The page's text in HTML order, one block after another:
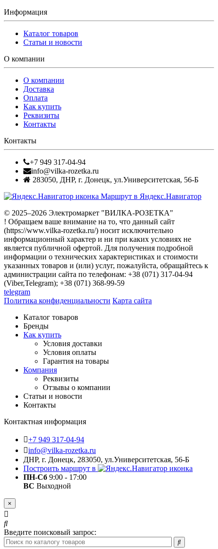
Информация
Каталог товаров
Статьи и новости
О компании
О компании
Доставка
Оплата
Как купить
Реквизиты
Контакты
Контакты
+7 949 317-04-94
info@vilka-rozetka.ru
283050, ДНР, г. Донецк, ул.Университетская, 56-Б
Маршрут в Яндекс.Навигатор
© 2025–2026 Электромаркет "ВИЛКА-РОЗЕТКА"
! Обращаем ваше внимание на то, что данный сайт
(https://www.vilka-rozetka.ru/) носит исключительно
информационный характер и ни при каких условиях не
является публичной офертой. Для получения подробной
информации о технических характеристиках и стоимости
указанных товаров и (или) услуг, пожалуйста, обращайтесь к
администрации сайта по телефонам: +38 (071) 317-04-94
(Viber,Telegram); +38 (071) 368-99-59
telegram
Политика конфиденциальности Карта сайта
Каталог товаров
Бренды
Как купить
Условия доставки
Условия оплаты
Гарантия на товары
Компания
Реквизиты
Отзывы о компании
Статьи и новости
Контакты
Контактная информация
+7 949 317-04-94
info@vilka-rozetka.ru
ДНР, г. Донецк, 283050, ул.Университетская, 56-Б
Построить маршрут в
ПН-Сб 9:00 - 17:00
ВС Выходной
×
Введите поисковый запрос: